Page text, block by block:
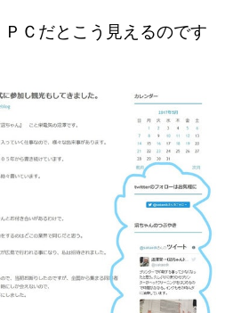
Ｃだとこう見えるのです